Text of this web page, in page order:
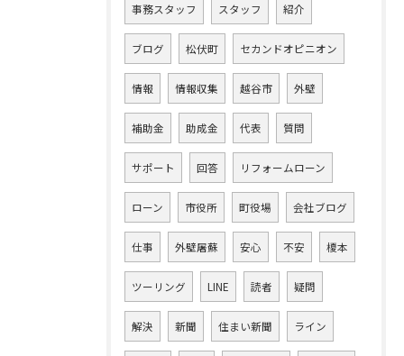
事務スタッフ スタッフ 紹介
ブログ 松伏町 セカンドオピニオン
情報 情報収集 越谷市 外壁
補助金 助成金 代表 質問
サポート 回答 リフォームローン
ローン 市役所 町役場 会社ブログ
仕事 外壁屠蘇 安心 不安 榎本
ツーリング LINE 読者 疑問
解決 新聞 住まい新聞 ライン